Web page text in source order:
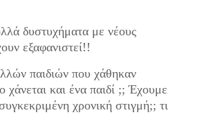
δυστυχήματα με νέους
εξαφανιστεί!!
παιδιών που χάθηκαν
χάνεται και ένα παιδί ;; Έχουμε
χρονική στιγμή;; τι